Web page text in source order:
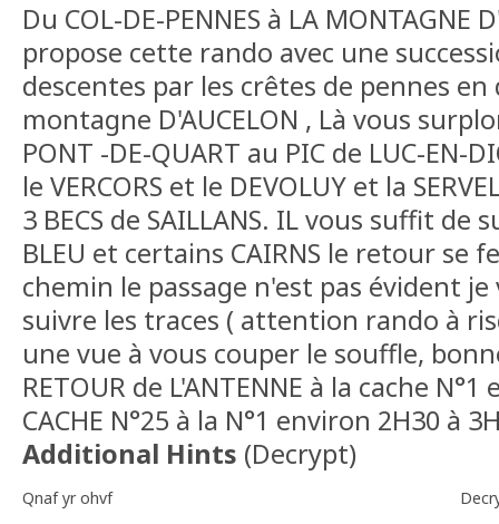
Du COL-DE-PENNES à LA MONTAGNE
propose cette rando avec une
descentes par les crêtes de pennes
montagne D'AUCELON , Là vous
PONT -DE-QUART au PIC de LUC-EN-
le VERCORS et le DEVOLUY et la
3 BECS de SAILLANS. IL vous suffit de
BLEU et certains CAIRNS le retour se
chemin le passage n'est pas évident
suivre les traces ( attention rando à
une vue à vous couper le souffle,
RETOUR de L'ANTENNE à la cache
CACHE N°25 à la N°1 environ 2H30 à
Additional Hints (Decrypt)
Qnaf yr ohvf